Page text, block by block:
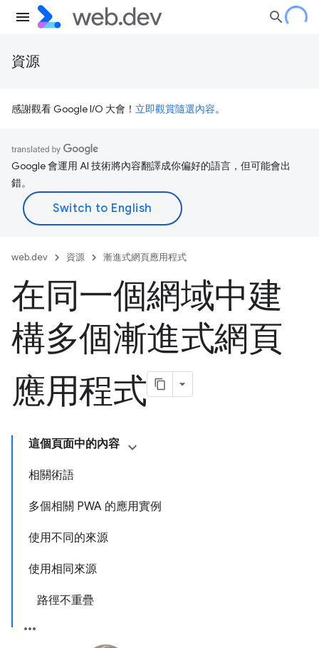
資源
感謝觀看 Google I/O 大會！ 立即觀賞隨選內容。
Google 會運用 AI 技術將內容翻譯成你偏好的語言，但可能會出
錯。
web.dev 資源 漸進式網頁應用程式
在同一個網域中建
構多個漸進式網頁
應用程式
這個頁面中的內容
相關術語
多個相關 PWA 的應用實例
使用不同的來源
使用相同來源
路徑不重疊